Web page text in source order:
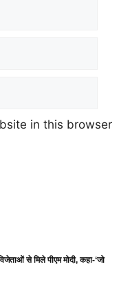
in this browser
से मिले पीएम मोदी, कहा-‘जो